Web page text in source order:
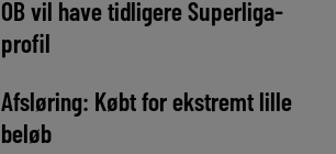
OB vil have tidligere Superliga-
profil
Afsløring: Købt for ekstremt lille
beløb